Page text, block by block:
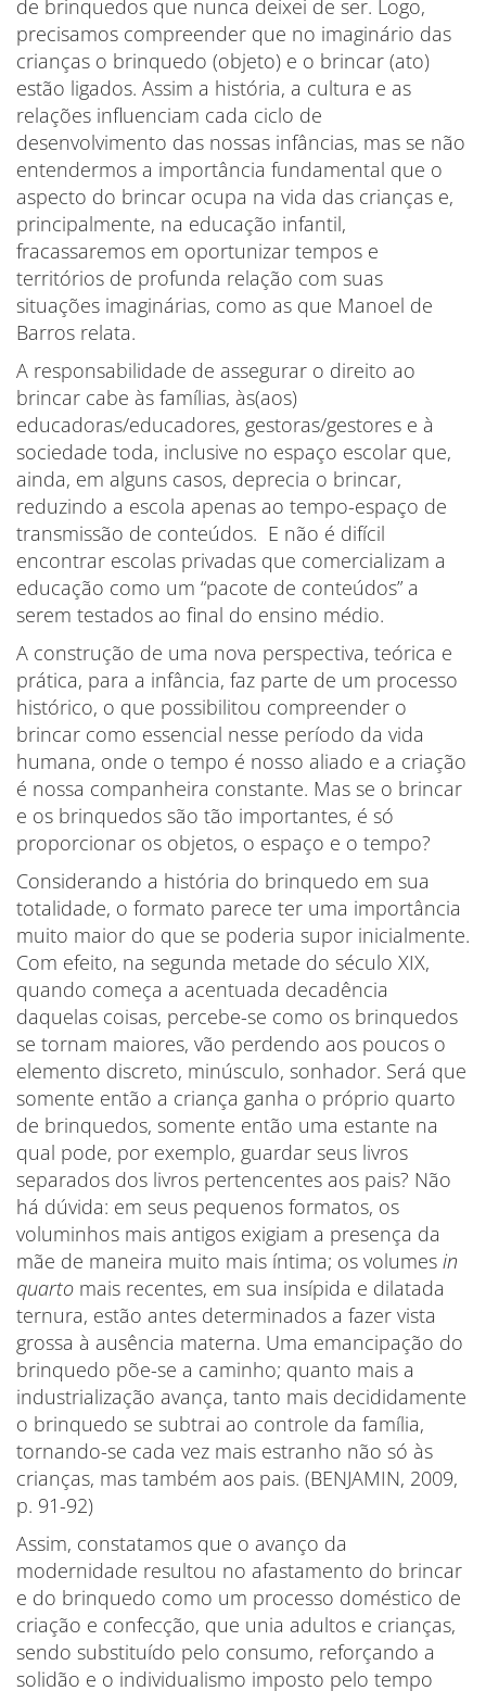
de brinquedos que nunca deixei de ser. Logo,
precisamos compreender que no imaginário das
crianças o brinquedo (objeto) e o brincar (ato)
estão ligados. Assim a história, a cultura e as
relações influenciam cada ciclo de
desenvolvimento das nossas infâncias, mas se não
entendermos a importância fundamental que o
aspecto do brincar ocupa na vida das crianças e,
principalmente, na educação infantil,
fracassaremos em oportunizar tempos e
territórios de profunda relação com suas
situações imaginárias, como as que Manoel de
Barros relata.
A responsabilidade de assegurar o direito ao
brincar cabe às famílias, às(aos)
educadoras/educadores, gestoras/gestores e à
sociedade toda, inclusive no espaço escolar que,
ainda, em alguns casos, deprecia o brincar,
reduzindo a escola apenas ao tempo-espaço de
transmissão de conteúdos. E não é difícil
encontrar escolas privadas que comercializam a
educação como um “pacote de conteúdos” a
serem testados ao final do ensino médio.
A construção de uma nova perspectiva, teórica e
prática, para a infância, faz parte de um processo
histórico, o que possibilitou compreender o
brincar como essencial nesse período da vida
humana, onde o tempo é nosso aliado e a criação
é nossa companheira constante. Mas se o brincar
e os brinquedos são tão importantes, é só
proporcionar os objetos, o espaço e o tempo?
Considerando a história do brinquedo em sua
totalidade, o formato parece ter uma importância
muito maior do que se poderia supor inicialmente.
Com efeito, na segunda metade do século XIX,
quando começa a acentuada decadência
daquelas coisas, percebe-se como os brinquedos
se tornam maiores, vão perdendo aos poucos o
elemento discreto, minúsculo, sonhador. Será que
somente então a criança ganha o próprio quarto
de brinquedos, somente então uma estante na
qual pode, por exemplo, guardar seus livros
separados dos livros pertencentes aos pais? Não
há dúvida: em seus pequenos formatos, os
voluminhos mais antigos exigiam a presença da
mãe de maneira muito mais íntima; os volumes in
quarto mais recentes, em sua insípida e dilatada
ternura, estão antes determinados a fazer vista
grossa à ausência materna. Uma emancipação do
brinquedo põe-se a caminho; quanto mais a
industrialização avança, tanto mais decididamente
o brinquedo se subtrai ao controle da família,
tornando-se cada vez mais estranho não só às
crianças, mas também aos pais. (BENJAMIN, 2009,
p. 91-92)
Assim, constatamos que o avanço da
modernidade resultou no afastamento do brincar
e do brinquedo como um processo doméstico de
criação e confecção, que unia adultos e crianças,
sendo substituído pelo consumo, reforçando a
solidão e o individualismo imposto pelo tempo